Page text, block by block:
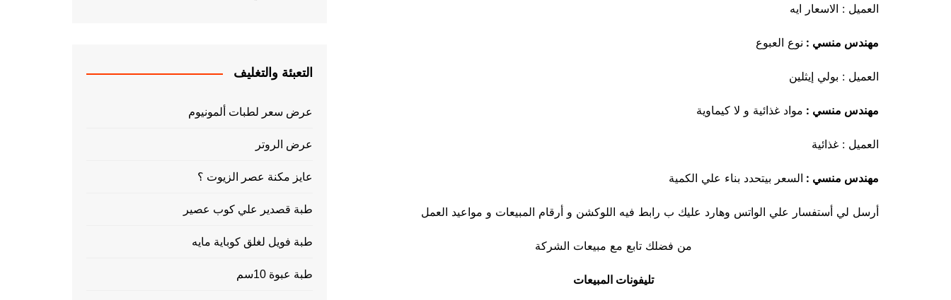
العميل : الاسعار ايه
مهندس منسي : نوع العبوع
العميل : بولي إيثلين
مهندس منسي : مواد غذائية و لا كيماوية
العميل : غذائية
مهندس منسي : السعر بيتحدد بناء علي الكمية
أرسل لي أستفسار علي الواتس وهارد عليك ب رابط فيه اللوكشن و أرقام المبيعات و مواعيد العمل
من فضلك تابع مع مبيعات الشركة
تليفونات المبيعات
التعبئة والتغليف
عرض سعر لطبات ألمونيوم
عرض الروتر
عايز مكنة عصر الزيوت ؟
طبة قصدير علي كوب عصير
طبة فويل لغلق كوباية مايه
طبة عبوة 10سم